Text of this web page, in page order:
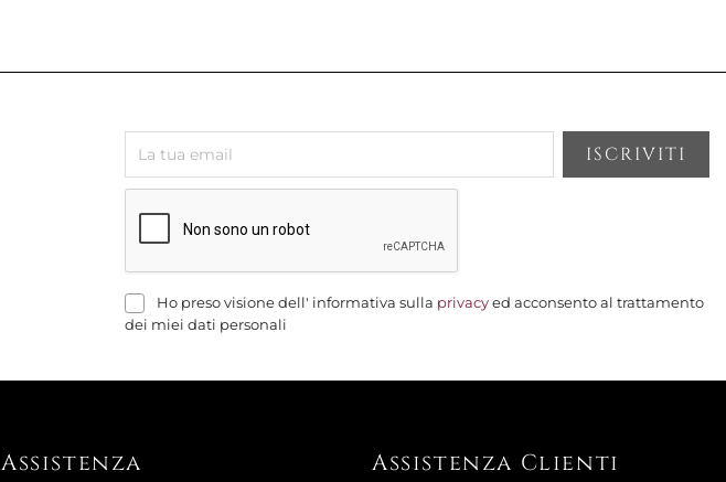
FTB290
38,33 €
AGGIUNGI AL CARRELLO
Ho preso visione dell' informativa sulla privacyed acconsento al trattamento
dei miei dati personali
Assistenza Assistenza Clienti